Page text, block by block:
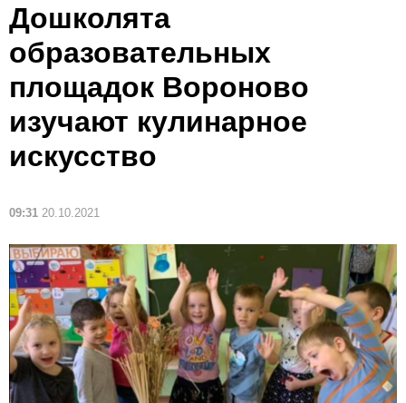
Дошколята
образовательных
площадок Вороново
изучают кулинарное
искусство
09:31 20.10.2021